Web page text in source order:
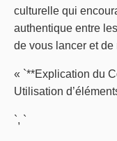
culturelle qui
authentique entre
de vous lancer et de
« `**Explication du
Utilisation
`, `